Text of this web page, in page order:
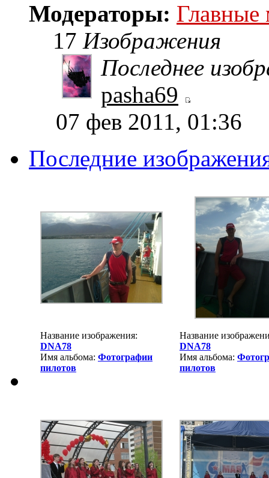
Модераторы: Главные
17 Изображения
Последнее
pasha69
07 фев 2011, 01:36
Последние
Название изображения:
DNA78
Имя альбома: Фотографии
пилотов
Название
DNA78
Имя альбома:
пилотов